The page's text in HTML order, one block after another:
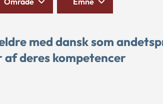
med dansk som
af deres kompetencer